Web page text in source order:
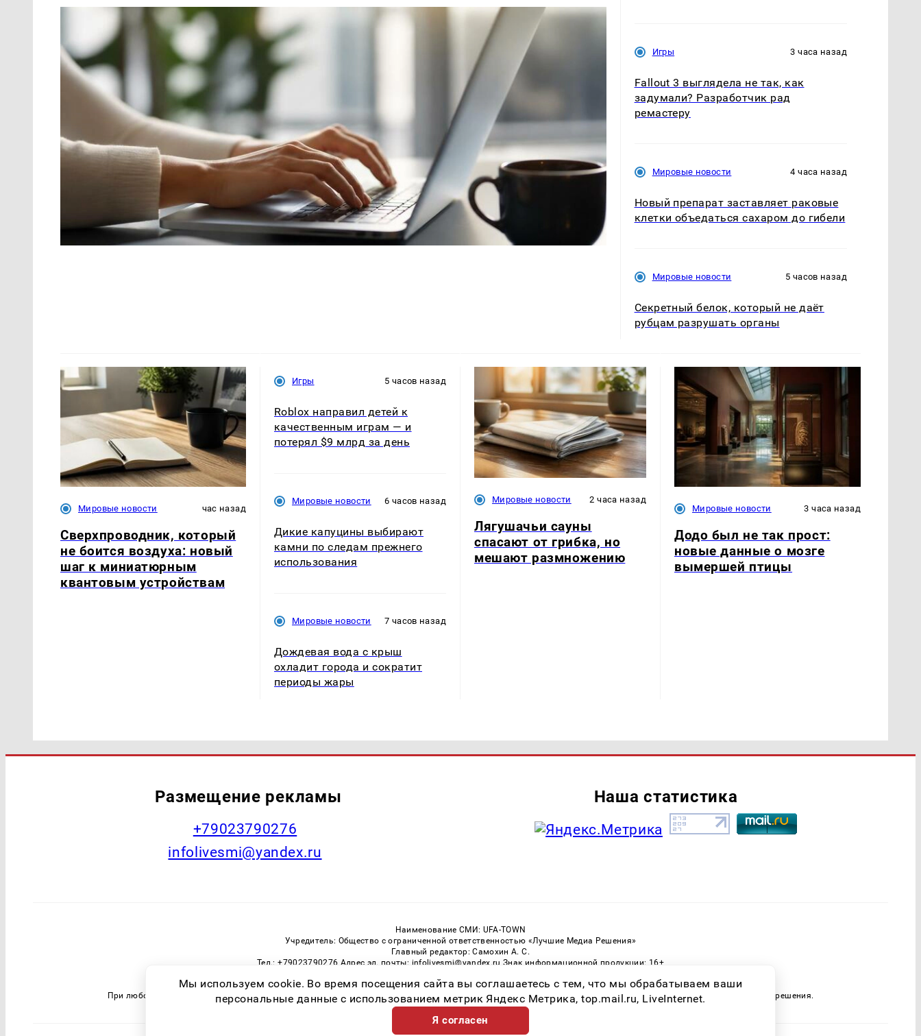
Игры 3 часа назад
Fallout 3 выглядела не так, как
задумали? Разработчик рад
ремастеру
Мировые новости 4 часа назад
Новый препарат заставляет раковые
клетки объедаться сахаром до гибели
Мировые новости 5 часов назад
Секретный белок, который не даёт
рубцам разрушать органы
Мировые новости час назад
Сверхпроводник, который
не боится воздуха: новый
шаг к миниатюрным
квантовым устройствам
Игры 5 часов назад
Roblox направил детей к
качественным играм — и
потерял $9 млрд за день
Мировые новости 6 часов назад
Дикие капуцины выбирают
камни по следам прежнего
использования
Мировые новости 7 часов назад
Дождевая вода с крыш
охладит города и сократит
периоды жары
Мировые новости 2 часа назад
Лягушачьи сауны
спасают от грибка, но
мешают размножению
Мировые новости 3 часа назад
Додо был не так прост:
новые данные о мозге
вымершей птицы
Размещение рекламы
+79023790276
infolivesmi@yandex.ru
Наша статистика
Наименование СМИ: UFA-TOWN
Учредитель: Общество с ограниченной ответственностью «Лучшие Медиа Решения»
Главный редактор: Самохин А. С.
Тел.: +79023790276 Адрес эл. почты: infolivesmi@yandex.ru Знак информационной продукции: 16+
Регистрационный номер СМИ ЭЛ № ФС 77 — 81149 от 02.06.2021
При любом использовании материалов прямая ссылка на Ufa-Town.Ru обязательна. Цитирование в Интернете возможно только при наличии письменного разрешения.
Мы используем cookie. Во время посещения сайта вы соглашаетесь с тем, что мы обрабатываем ваши
персональные данные с использованием метрик Яндекс Метрика, top.mail.ru, LiveInternet.
Я согласен